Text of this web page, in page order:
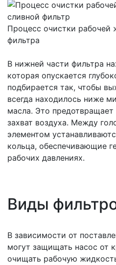
Процесс очистки рабочей
фильтра
В нижней части фильтра
которая опускается
подбирается так, чтобы
всегда находилось ниже
масла. Это предотвращает
захват воздуха. Между
элементом
кольца, обеспечивающие
рабочих давлениях.
Виды
В зависимости от
могут защищать насос от
очищать рабочую